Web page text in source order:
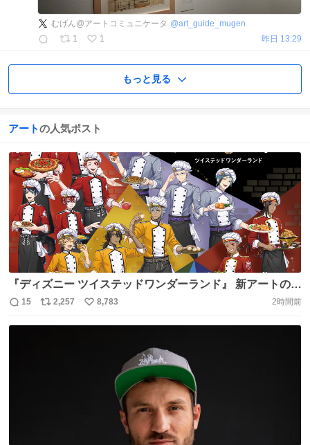
むげん@アートコミュニケータ @art_guide_mugen
1
1 昨日 13:29
もっと見る
アートの人気ポスト
『ディズニー ツイステッドワンダーランド』 新アートの商
品発売が決定‼ ⠀ 今回は「#マスターシェフ」Ver.の 22人
返
信
15
リ
ポ
2,257
い
い
8,783 2時間前